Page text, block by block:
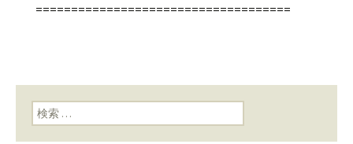
====================================
検索: